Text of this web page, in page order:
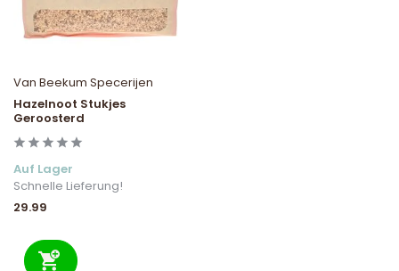
Van Beekum Specerijen
Hazelnoot Stukjes
Geroosterd
Auf Lager
Schnelle Lieferung!
29.99